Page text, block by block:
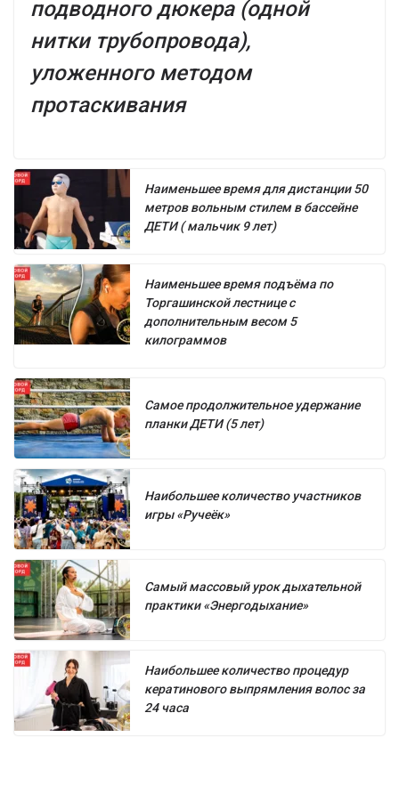
подводного дюкера (одной
нитки трубопровода),
уложенного методом
протаскивания
Наименьшее время для дистанции 50
метров вольным стилем в бассейне
ДЕТИ ( мальчик 9 лет)
Наименьшее время подъёма по
Торгашинской лестнице с
дополнительным весом 5
килограммов
Самое продолжительное удержание
планки ДЕТИ (5 лет)
Наибольшее количество участников
игры «Ручеёк»
Самый массовый урок дыхательной
практики «Энергодыхание»
Наибольшее количество процедур
кератинового выпрямления волос за
24 часа